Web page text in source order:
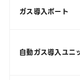
ガス導入ポート
自動ガス導入ユニ